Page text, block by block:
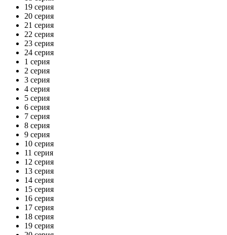
19 серия
20 серия
21 серия
22 серия
23 серия
24 серия
1 серия
2 серия
3 серия
4 серия
5 серия
6 серия
7 серия
8 серия
9 серия
10 серия
11 серия
12 серия
13 серия
14 серия
15 серия
16 серия
17 серия
18 серия
19 серия